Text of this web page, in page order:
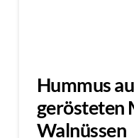
Hummus
gerösteten
Walnüssen